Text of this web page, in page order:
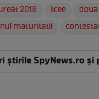
2016 licee doua
maturitatii
știrile SpyNews.ro și